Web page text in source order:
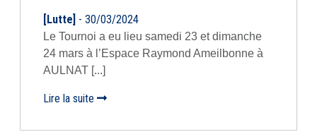
[Lutte] - 30/03/2024
Le Tournoi a eu lieu samedi 23 et dimanche
24 mars à l’Espace Raymond Ameilbonne à
AULNAT [...]
Lire la suite